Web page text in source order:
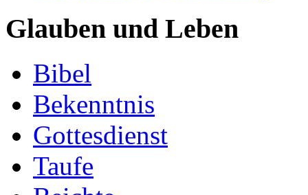
Glauben und Leben
Bibel
Bekenntnis
Gottesdienst
Taufe